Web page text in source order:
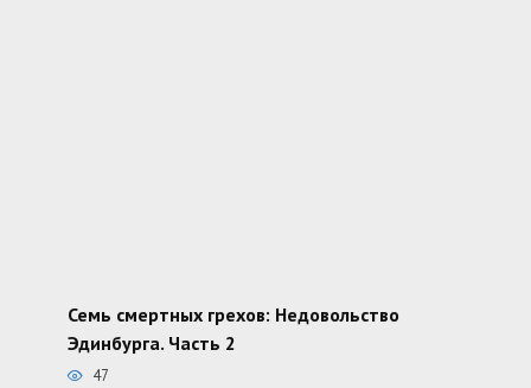
Семь смертных грехов: Недовольство
Эдинбурга. Часть 2
47